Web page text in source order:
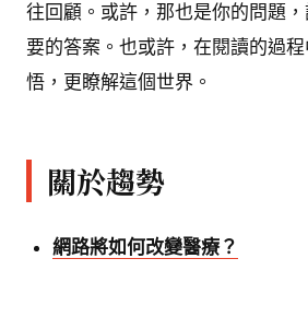
往回顧。或許，那也是你的問題
要的答案。也或許，在閱讀的過
悟，更瞭解這個世界。
關於趨勢
網路將如何改變醫療？